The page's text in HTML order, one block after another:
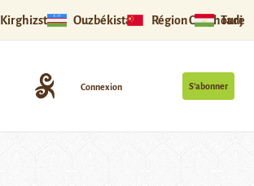
Kirghizstan Ouzbékistan Région Ouïghoure
S’abonner
Connexion